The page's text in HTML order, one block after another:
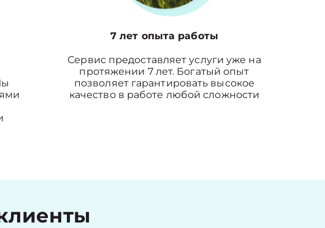
7 лет опыта работы
Сервис предоставляет услуги уже на
протяжении 7 лет. Богатый опыт
позволяет гарантировать высокое
качество в работе любой сложности